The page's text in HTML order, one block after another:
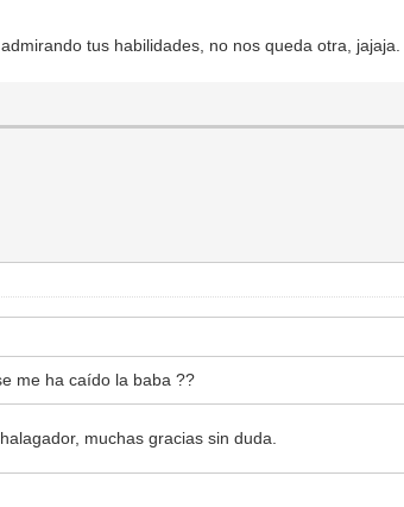
tus habilidades, no nos queda otra, jajaja.
me ha caído la baba ??
muchas gracias sin duda.